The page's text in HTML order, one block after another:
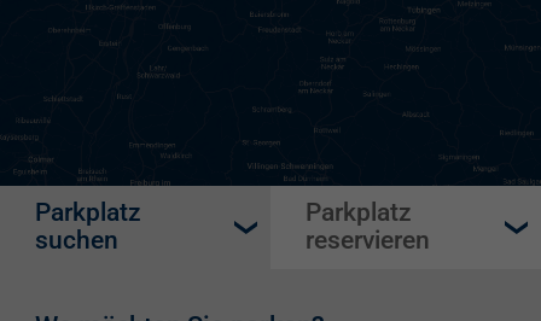
Parkplatz
suchen
Parkplatz
reservieren